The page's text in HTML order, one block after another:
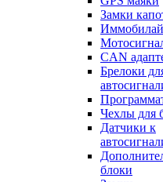
Замки
CAN
Брелоки
Чехлы для
Датчики к
блоки